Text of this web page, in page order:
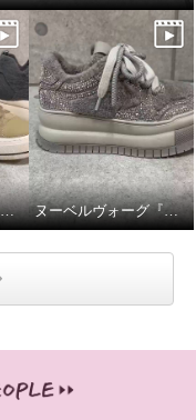
ヌーベルヴォーグ『ふわふわニットスニーカーブーツ』 ヌーベルヴォーグ『ゴージャスに魅せるムートンスニーカー』